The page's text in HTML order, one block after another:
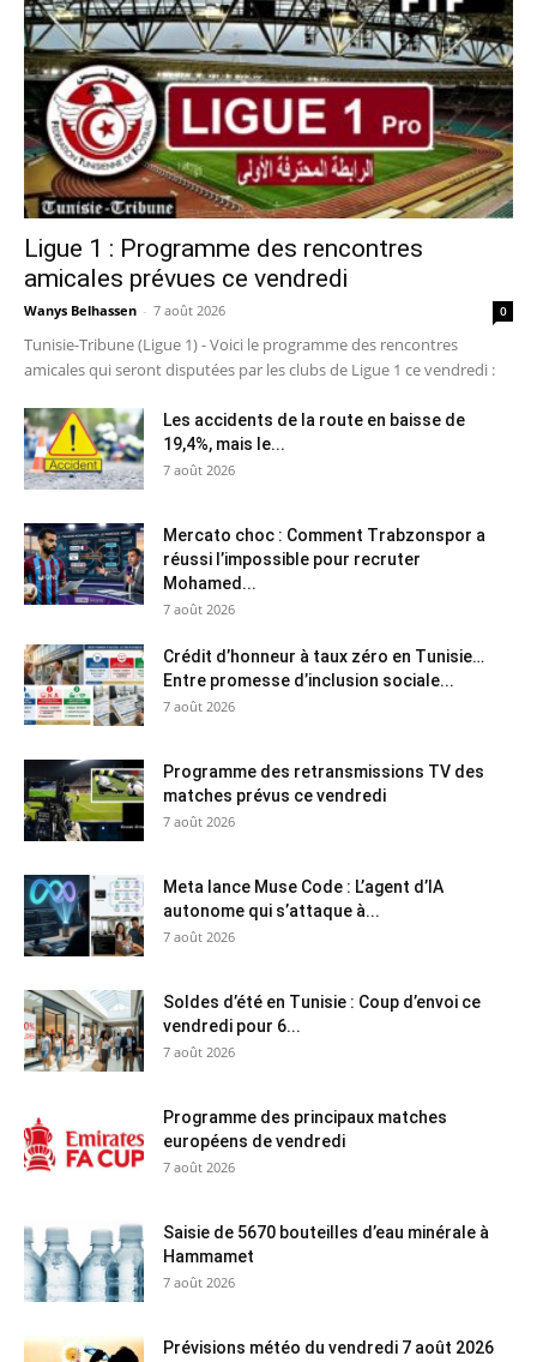
Ligue 1 : Programme des rencontres
amicales prévues ce vendredi
Wanys Belhassen - 7 août 2026 0
Tunisie-Tribune (Ligue 1) - Voici le programme des rencontres
amicales qui seront disputées par les clubs de Ligue 1 ce vendredi :
Les accidents de la route en baisse de
19,4%, mais le...
7 août 2026
Mercato choc : Comment Trabzonspor a
réussi l’impossible pour recruter
Mohamed...
7 août 2026
Crédit d’honneur à taux zéro en Tunisie…
Entre promesse d’inclusion sociale...
7 août 2026
Programme des retransmissions TV des
matches prévus ce vendredi
7 août 2026
Meta lance Muse Code : L’agent d’IA
autonome qui s’attaque à...
7 août 2026
Soldes d’été en Tunisie : Coup d’envoi ce
vendredi pour 6...
7 août 2026
Programme des principaux matches
européens de vendredi
7 août 2026
Saisie de 5670 bouteilles d’eau minérale à
Hammamet
7 août 2026
Prévisions météo du vendredi 7 août 2026